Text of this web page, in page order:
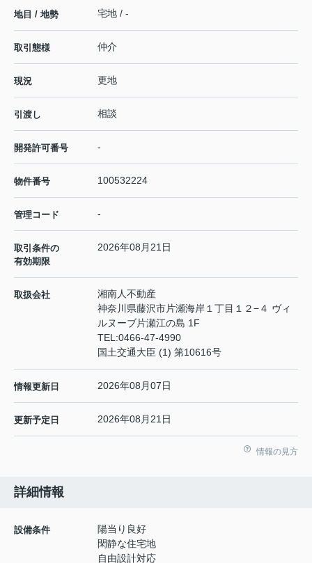
地目 / 地勢 宅地 / -
取引態様 仲介
現況 更地
引渡し 相談
開発許可番号 -
物件番号 100532224
管理コード -
取引条件の
有効期限
2026年08月21日
取扱会社
湘南人不動産
神奈川県藤沢市片瀬海岸１丁目１２−４ ヴィ
ルヌーブ片瀬江の島 1F
TEL:0466-47-4990
国土交通大臣 (1) 第10616号
情報更新日 2026年08月07日
更新予定日 2026年08月21日
情報の見方
詳細情報
設備条件
陽当り良好
閑静な住宅地
自由設計対応